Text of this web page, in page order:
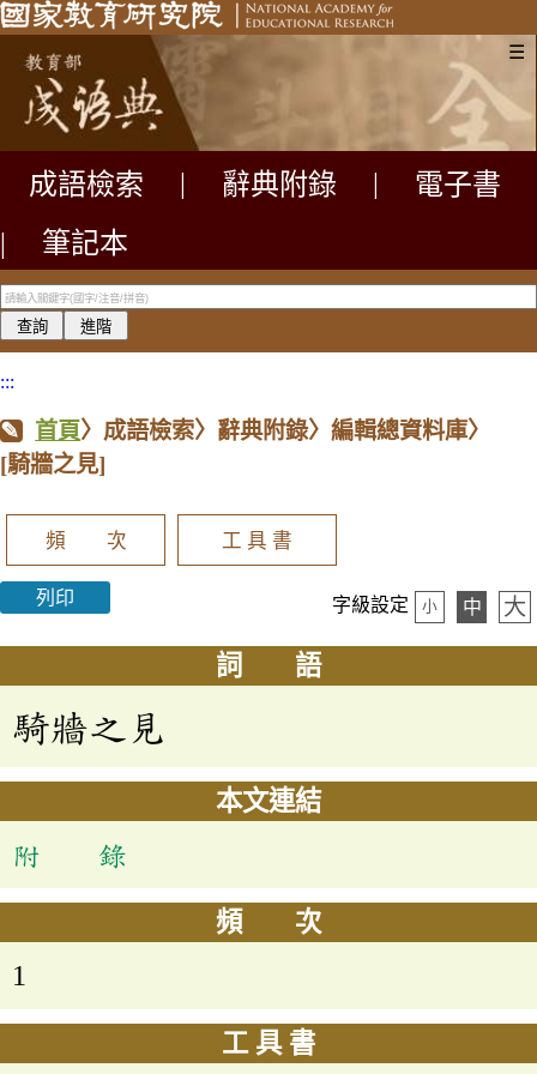
☰
成語檢索 辭典附錄
電子書
|
筆記本
:::
首頁〉成語檢索〉辭典附錄〉編輯總資料庫〉
[騎牆之見]
頻 次 工 具 書
列印 字級設定 小 中 大
詞 語
騎牆之見
本文連結
附 錄
頻 次
1
工 具 書